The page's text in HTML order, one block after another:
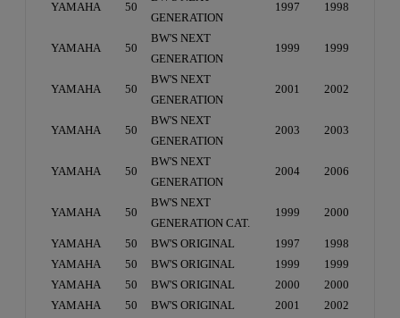
YAMAHA 50
GENERATION
1997 1998
YAMAHA 50
BW'S NEXT
GENERATION
1999 1999
YAMAHA 50
BW'S NEXT
GENERATION
2001 2002
YAMAHA 50
BW'S NEXT
GENERATION
2003 2003
YAMAHA 50
BW'S NEXT
GENERATION
2004 2006
YAMAHA 50
BW'S NEXT
GENERATION CAT.
1999 2000
YAMAHA 50 BW'S ORIGINAL 1997
1998
YAMAHA
50 BW'S ORIGINAL 1999
1999
YAMAHA
50 BW'S ORIGINAL 2000
2000
YAMAHA
50 BW'S ORIGINAL 2001
2002